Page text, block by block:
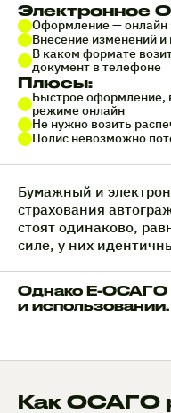
Электронное
Оформление — онлайн
Внесение изменений
В каком формате
документ в телефоне
Плюсы:
Быстрое оформление,
режиме онлайн
Не нужно возить
Полис невозможно
Бумажный и
страхования
стоят одинаково,
силе, у них
Однако Е-ОСАГО
и
Как ОСАГО